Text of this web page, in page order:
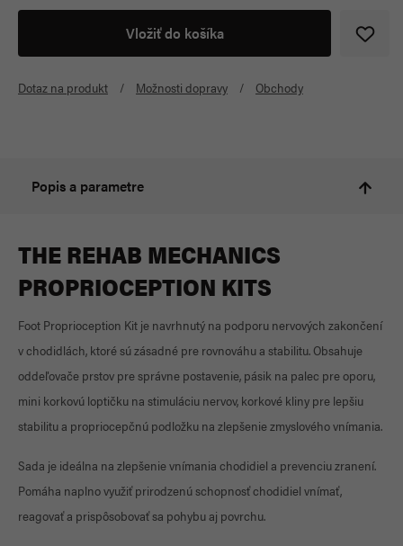
Vložiť do košíka
Dotaz na produkt Možnosti dopravy Obchody
Popis a parametre
THE REHAB MECHANICS
PROPRIOCEPTION KITS
Foot Proprioception Kit je navrhnutý na podporu nervových zakončení
v chodidlách, ktoré sú zásadné pre rovnováhu a stabilitu. Obsahuje
oddeľovače prstov pre správne postavenie, pásik na palec pre oporu,
mini korkovú loptičku na stimuláciu nervov, korkové kliny pre lepšiu
stabilitu a propriocepčnú podložku na zlepšenie zmyslového vnímania.
Sada je ideálna na zlepšenie vnímania chodidiel a prevenciu zranení.
Pomáha naplno využiť prirodzenú schopnosť chodidiel vnímať,
reagovať a prispôsobovať sa pohybu aj povrchu.